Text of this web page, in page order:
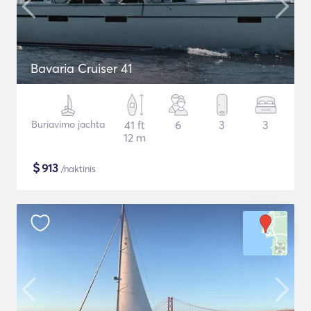
Bavaria Cruiser 41
Buriavimo jachta
41 ft
12 m
6 3 3
$913 /naktinis